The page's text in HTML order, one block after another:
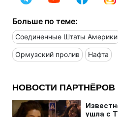
Больше по теме:
Соединенные Штаты Америки
Ормузский пролив Нафта